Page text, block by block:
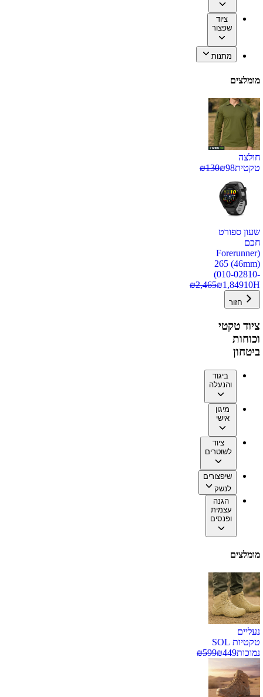
ציוד
שפצור
מתנות
מומלצים
חולצה
טקטית
₪98
₪130
שעון ספורט
חכם
(Forerunner
265 (46mm)
(010-02810-
10H
₪1,849
₪2,465
חזור
ציוד טקטי
וכוחות
ביטחון
ביגוד
והנעלה
מיגון
אישי
ציוד
לשוטרים
שיפצורים
לנשק
הגנה
עצמית
ופנסים
מומלצים
נעליים
טקטיות SOL
נמוכות
₪449
₪599